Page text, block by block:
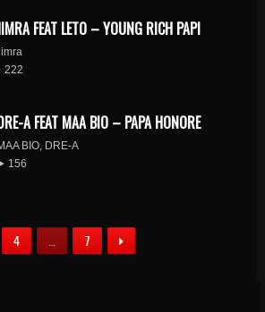
FEAT LETO – YOUNG RICH PAPI
222
A FEAT MAA BIO – PAPA HONORE
BIO, DRE-A
156
4 … 7